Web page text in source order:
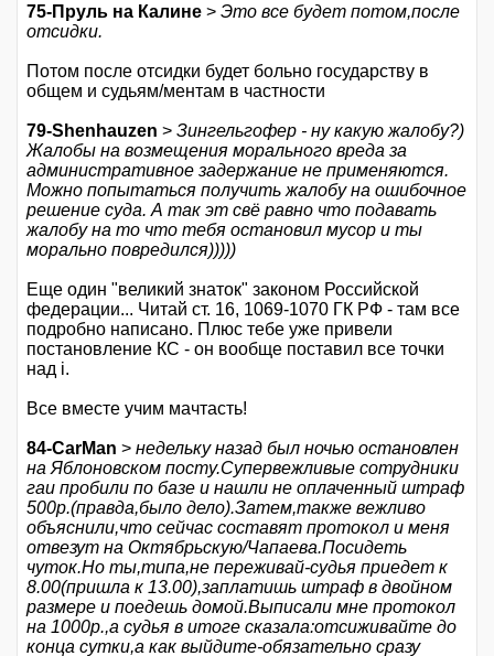
75-Пруль на Калине > Это все будет потом,после
отсидки.
Потом после отсидки будет больно государству в
общем и судьям/ментам в частности
79-Shenhauzen > Зингельгофер - ну какую жалобу?)
Жалобы на возмещения морального вреда за
административное задержание не применяются.
Можно попытаться получить жалобу на ошибочное
решение суда. А так эт свё равно что подавать
жалобу на то что тебя остановил мусор и ты
морально повредился)))))
Еще один "великий знаток" законом Российской
федерации... Читай ст. 16, 1069-1070 ГК РФ - там все
подробно написано. Плюс тебе уже привели
постановление КС - он вообще поставил все точки
над i.
Все вместе учим мачтасть!
84-CarMan > недельку назад был ночью остановлен
на Яблоновском посту.Супервежливые сотрудники
гаи пробили по базе и нашли не оплаченный штраф
500р.(правда,было дело).Затем,также вежливо
объяснили,что сейчас составят протокол и меня
отвезут на Октябрьскую/Чапаева.Посидеть
чуток.Но ты,типа,не переживай-судья приедет к
8.00(пришла к 13.00),заплатишь штраф в двойном
размере и поедешь домой.Выписали мне протокол
на 1000р.,а судья в итоге сказала:отсиживайте до
конца сутки,а как выйдите-обязательно сразу